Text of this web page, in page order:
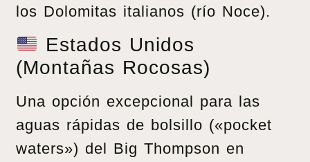
los Dolomitas italianos (río Noce).
Estados Unidos
(Montañas Rocosas)
Una opción excepcional para las
aguas rápidas de bolsillo («pocket
waters») del Big Thompson en